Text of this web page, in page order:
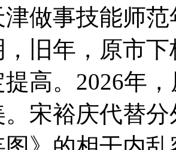
做事技能师
旧年，原市
高。2026年
宋裕庆代替